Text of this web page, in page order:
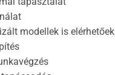
modellek is elérhetőek